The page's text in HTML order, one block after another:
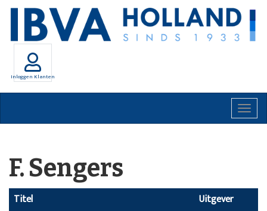
Inloggen Klanten
F. Sengers
Titel
Uitgever